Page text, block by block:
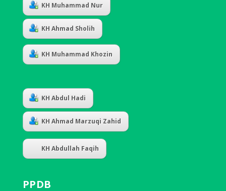
KH Muhammad Nur
KH Ahmad Sholih
KH Muhammad Khozin
KH Abdul Hadi
KH Ahmad Marzuqi Zahid
KH Abdullah Faqih
PPDB